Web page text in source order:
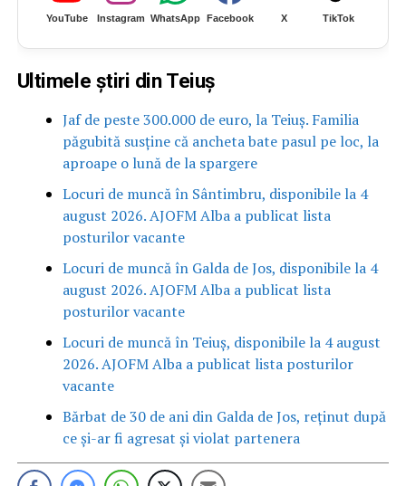
YouTube Instagram WhatsApp Facebook X TikTok
Ultimele știri din Teiuș
Jaf de peste 300.000 de euro, la Teiuș. Familia
păgubită susține că ancheta bate pasul pe loc, la
aproape o lună de la spargere
Locuri de muncă în Sântimbru, disponibile la 4
august 2026. AJOFM Alba a publicat lista
posturilor vacante
Locuri de muncă în Galda de Jos, disponibile la 4
august 2026. AJOFM Alba a publicat lista
posturilor vacante
Locuri de muncă în Teiuș, disponibile la 4 august
2026. AJOFM Alba a publicat lista posturilor
vacante
Bărbat de 30 de ani din Galda de Jos, reținut după
ce și-ar fi agresat și violat partenera